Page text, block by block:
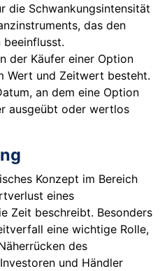
die Schwankungsintensität
das den
der Käufer einer Option
Wert und Zeitwert besteht.
an dem eine Option
ausgeübt oder wertlos
Konzept im Bereich
eines
Zeit beschreibt. Besonders
eine wichtige Rolle,
des
und Händler